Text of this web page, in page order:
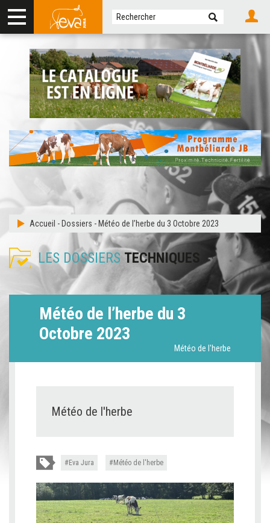
Accueil - Dossiers - Météo de l’herbe du 3 Octobre 2023
LES DOSSIERS TECHNIQUES
Météo de l’herbe du 3
Octobre 2023
Météo de l'herbe
Météo de l'herbe
Eva Jura Météo de l'herbe